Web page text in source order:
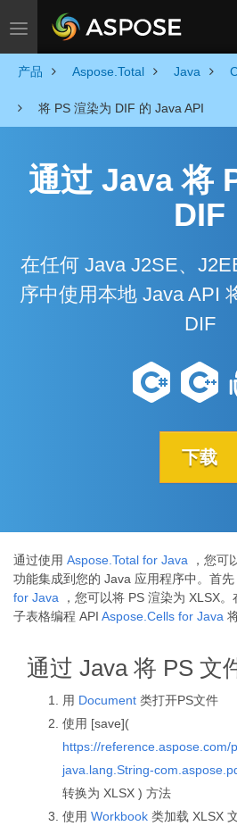
Toggle navigation
产品 Aspose.Total Java
将 PS 渲染为 DIF 的 Java API
通过 Java 将
DIF
在任何 Java J2SE、
序中使用本地 Java API
DIF
下载
通过使用 Aspose.Total for Java ，您可
功能集成到您的 Java 应用程序中。首先
for Java ，您可以将 PS 渲染为 XLSX
子表格编程 API Aspose.Cells for Java
通过 Java 将 PS 文
用 Document 类打开PS文件
使用 [save](
https://
java.lang.String-
转换为 XLSX ) 方法
使用 Workbook 类加载 XLSX